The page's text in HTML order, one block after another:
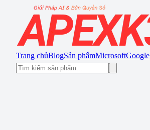
Trang chủBlogSản phẩmMicrosoftGoogle